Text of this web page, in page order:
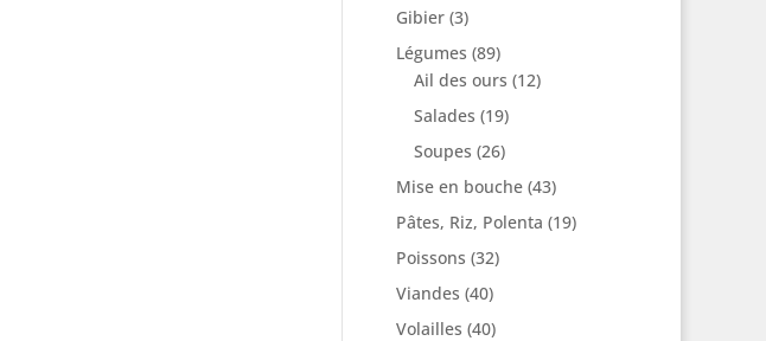
Gibier(3)
Légumes (89)
Ail des ours (12)
Salades (19)
Soupes (26)
Mise en bouche(43)
Pâtes, Riz, Polenta (19)
Poissons (32)
Viandes (40)
Volailles (40)